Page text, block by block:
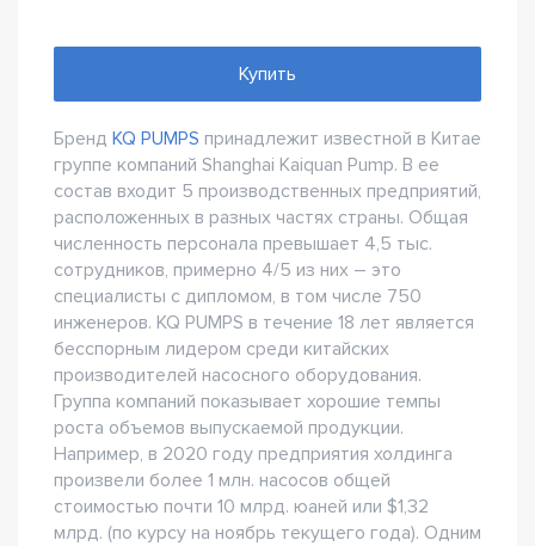
Купить
Бренд KQ PUMPS принадлежит известной в Китае
группе компаний Shanghai Kaiquan Pump. В ее
состав входит 5 производственных предприятий,
расположенных в разных частях страны. Общая
численность персонала превышает 4,5 тыс.
сотрудников, примерно 4/5 из них – это
специалисты с дипломом, в том числе 750
инженеров. KQ PUMPS в течение 18 лет является
бесспорным лидером среди китайских
производителей насосного оборудования.
Группа компаний показывает хорошие темпы
роста объемов выпускаемой продукции.
Например, в 2020 году предприятия холдинга
произвели более 1 млн. насосов общей
стоимостью почти 10 млрд. юаней или $1,32
млрд. (по курсу на ноябрь текущего года). Одним